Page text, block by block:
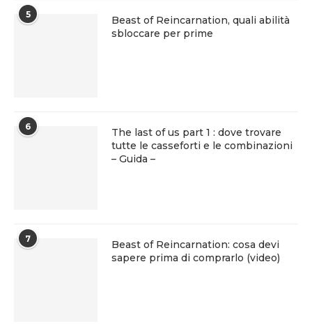
5
Beast of Reincarnation, quali abilità
sbloccare per prime
6
The last of us part 1 : dove trovare
tutte le casseforti e le combinazioni
– Guida –
7
Beast of Reincarnation: cosa devi
sapere prima di comprarlo (video)